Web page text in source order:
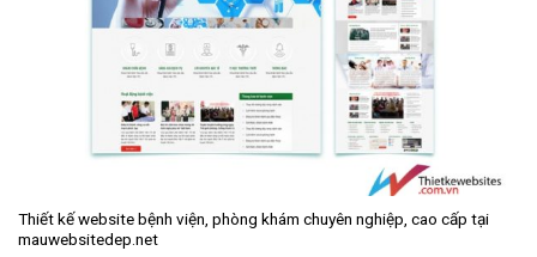
Thiết kế website bệnh viện, phòng khám chuyên nghiệp, cao cấp tại
mauwebsitedep.net